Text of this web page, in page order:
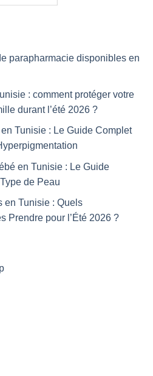
parapharmacie disponibles en
: comment protéger votre
durant l’été 2026 ?
Tunisie : Le Guide Complet
en Tunisie : Le Guide
de Peau
en Tunisie : Quels
Prendre pour l’Été 2026 ?